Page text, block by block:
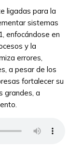
ligadas para la
sistemas
enfocándose en
y la
errores,
a pesar de los
fortalecer su
grandes, a
.